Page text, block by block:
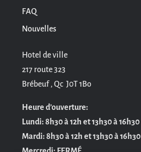
FAQ
Nouvelles
Hotel de ville
217 route 323
Brébeuf , Qc J0T 1Bo
Heure d’ouverture:
Lundi: 8h30 à 12h et 13h30 à 16h30
Mardi: 8h30 à 12h et 13h30 à 16h30